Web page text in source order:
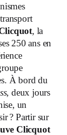
, la
250 ans en
À bord du
, deux jours
un
? Partir sur
Clicquot